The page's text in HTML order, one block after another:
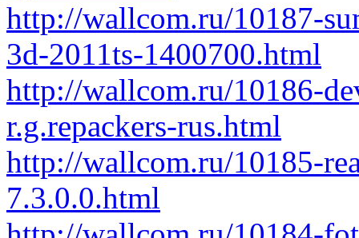
http://wallcom.ru/10187-
3d-2011ts-1400700.html
http://wallcom.ru/10186-
r.g.repackers-rus.html
http://wallcom.ru/10185-
7.3.0.0.html